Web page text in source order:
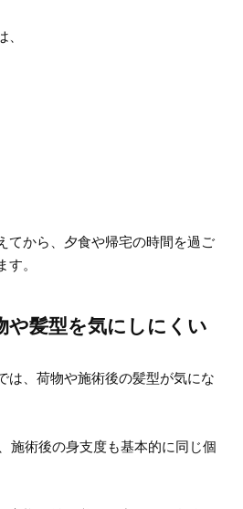
てから、夕食や帰宅の時間を過ご
。
や髪型を気にしにくい
は、荷物や施術後の髪型が気にな
術後の身支度も基本的に同じ個